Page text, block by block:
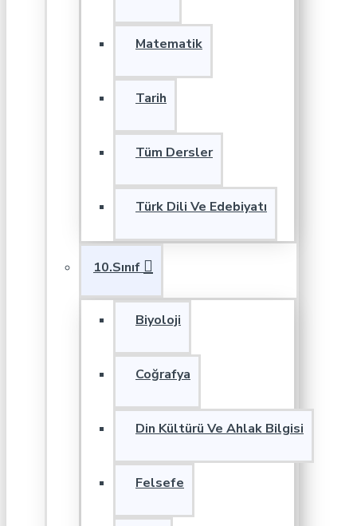
Matematik
Tarih
Tüm Dersler
Türk Dili Ve Edebiyatı
10.Sınıf
Biyoloji
Coğrafya
Din Kültürü Ve Ahlak Bilgisi
Felsefe